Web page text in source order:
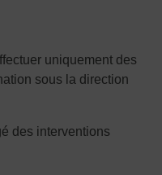
uniquement des
sous la direction
des interventions